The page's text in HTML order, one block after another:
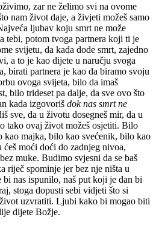
zar ne želimo svi na ovome
nam život daje, a živjeti možeš samo
ljubav koju smrt ne može
tebi, potom tvoga partnera koji ti je
svijetu, da kada dode smrt, zajedno
a to je kao dijete u naručju svoga
birati partnera je kao da biramo svoju
ovoga svijeta, bilo da imaš
bilo trideset pa dalje, da sve ovo što
kada izgovoriš dok nas smrt ne
sve, da u životu dosegneš mir, da u
tako ovaj život možeš osjetiti. Bilo
kao majka, bilo kao svećenik, bilo kao
ćeš moći doći do zadnjeg nivoa,
muke. Budimo svjesni da se baš
riječ spominje jer bez nje ništa u
nas ispunilo, naš put koji je dan bi
stoga dopusti sebi vidjeti što si
uzvratiti. Ljubi kako bi mogao biti
dijete Božje.